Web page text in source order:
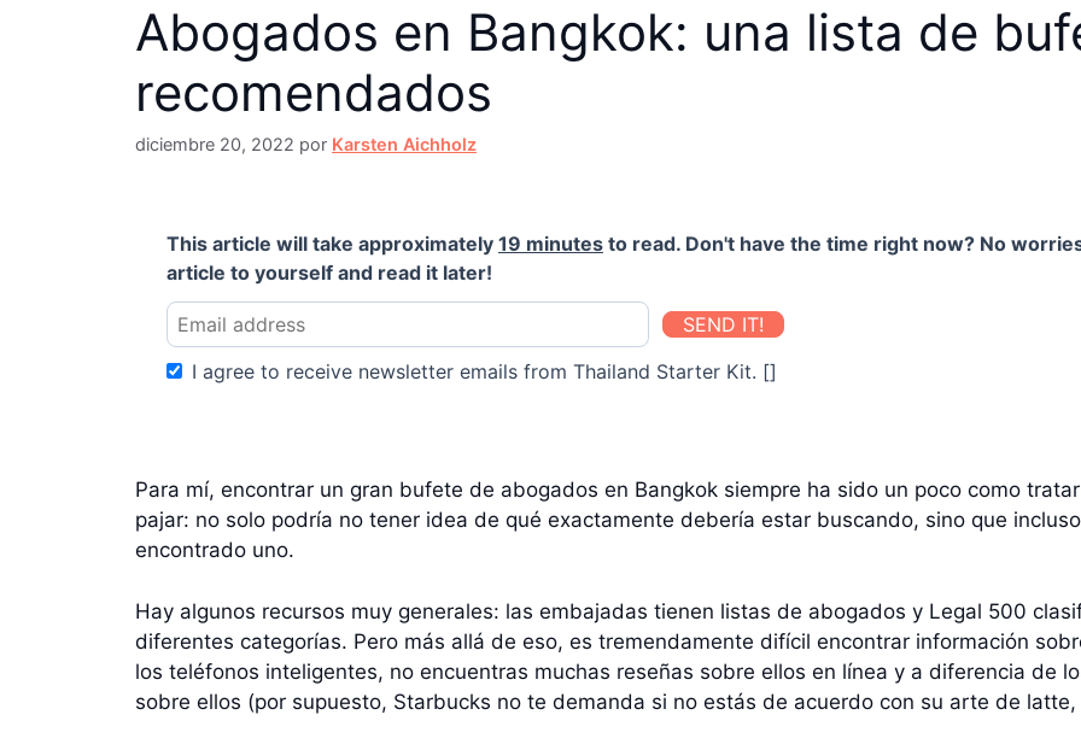
Abogados en Bangkok: una lista de
recomendados
diciembre 20, 2022 por Karsten Aichholz
This article will take approximately 19 minutes to read. Don't have the time right now? No
article to yourself and read it later!
SEND IT!
I agree to receive newsletter emails from Thailand Starter Kit. []
Para mí, encontrar un gran bufete de abogados en Bangkok siempre ha sido un poco como
pajar: no solo podría no tener idea de qué exactamente debería estar buscando, sino que
encontrado uno.
Hay algunos recursos muy generales: las embajadas tienen listas de abogados y Legal 500
diferentes categorías. Pero más allá de eso, es tremendamente difícil encontrar información
los teléfonos inteligentes, no encuentras muchas reseñas sobre ellos en línea y a diferencia de
sobre ellos (por supuesto, Starbucks no te demanda si no estás de acuerdo con su arte de